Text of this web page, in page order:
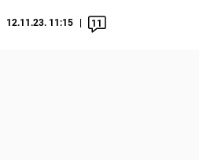
12.11.23. 11:15 11